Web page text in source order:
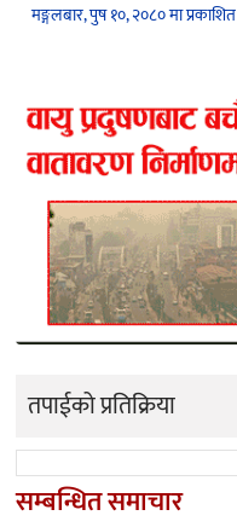
मङ्गलबार, पुष १०, २०८० मा प्रकाशित
तपाईको प्रतिक्रिया
सम्बन्धित समाचार